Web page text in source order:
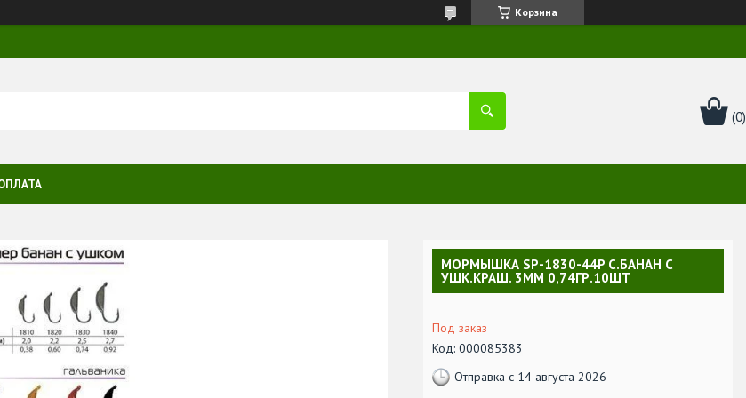
Корзина
МОРМЫШКА SP-1830-44P C.БАНАН С
УШК.КРАШ. 3ММ 0,74ГР.10ШТ
Под заказ
Код: 000085383
Отправка с 14 августа 2026